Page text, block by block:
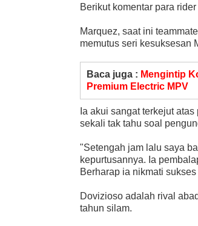
Berikut komentar para
Marquez, saat ini
memutus seri kesuksesan
Baca juga : Mengintip
Premium Electric MPV
Ia akui sangat terkejut
sekali tak tahu soal
"Setengah jam lalu saya
kepurtusannya. Ia
Berharap ia nikmati
Dovizioso adalah rival
tahun silam.